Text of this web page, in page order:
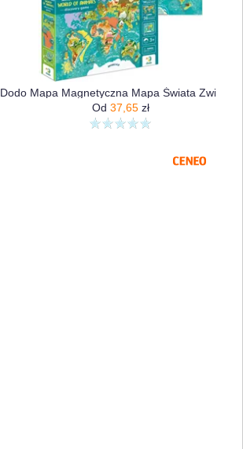
Dodo Mapa Magnetyczna Mapa Świata Zwierząt
Od 37,65zł